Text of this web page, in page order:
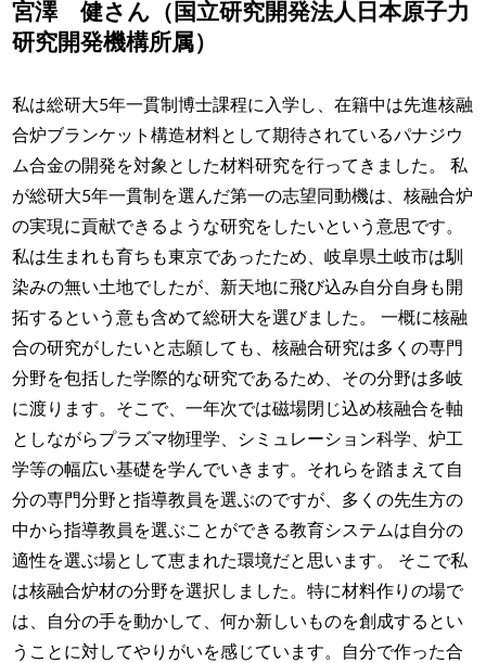
宮澤 健さん（国立研究開発法人日本原子力
研究開発機構所属）
私は総研大5年一貫制博士課程に入学し、在籍中は先進核融
合炉ブランケット構造材料として期待されているパナジウ
ム合金の開発を対象とした材料研究を行ってきました。 私
が総研大5年一貫制を選んだ第一の志望同動機は、核融合炉
の実現に貢献できるような研究をしたいという意思です。
私は生まれも育ちも東京であったため、岐阜県土岐市は馴
染みの無い土地でしたが、新天地に飛び込み自分自身も開
拓するという意も含めて総研大を選びました。 一概に核融
合の研究がしたいと志願しても、核融合研究は多くの専門
分野を包括した学際的な研究であるため、その分野は多岐
に渡ります。そこで、一年次では磁場閉じ込め核融合を軸
としながらプラズマ物理学、シミュレーション科学、炉工
学等の幅広い基礎を学んでいきます。それらを踏まえて自
分の専門分野と指導教員を選ぶのですが、多くの先生方の
中から指導教員を選ぶことができる教育システムは自分の
適性を選ぶ場として恵まれた環境だと思います。 そこで私
は核融合炉材の分野を選択しました。特に材料作りの場で
は、自分の手を動かして、何か新しいものを創成するとい
うことに対してやりがいを感じています。自分で作った合